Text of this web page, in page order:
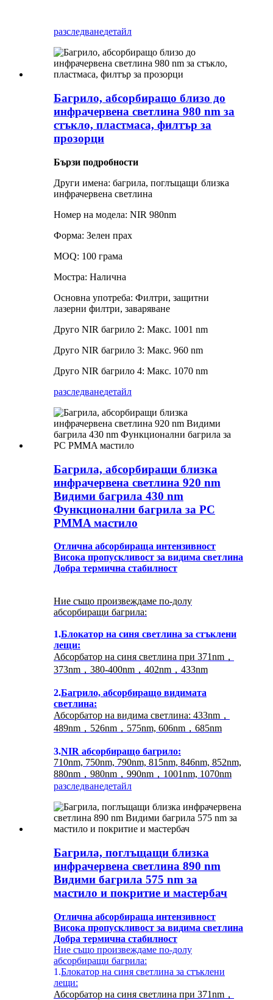
разследванедетайл
Багрило, абсорбиращо близо до
инфрачервена светлина 980 nm за
стъкло, пластмаса, филтър за
прозорци
Бързи подробности
Други имена: багрила, поглъщащи близка
инфрачервена светлина
Номер на модела: NIR 980nm
Форма: Зелен прах
MOQ: 100 грама
Мостра: Налична
Основна употреба: Филтри, защитни
лазерни филтри, заваряване
Друго NIR багрило 2: Макс. 1001 nm
Друго NIR багрило 3: Макс. 960 nm
Друго NIR багрило 4: Макс. 1070 nm
разследванедетайл
Багрила, абсорбиращи близка
инфрачервена светлина 920 nm
Видими багрила 430 nm
Функционални багрила за PC
PMMA мастило
Отлична абсорбираща интензивност
Висока пропускливост за видима светлина
Добра термична стабилност
Ние също произвеждаме по-долу
абсорбиращи багрила:
1.Блокатор на синя светлина за стъклени
лещи:
Абсорбатор на синя светлина при 371nm，
373nm，380-400nm，402nm，433nm
2.Багрило, абсорбиращо видимата
светлина:
Абсорбатор на видима светлина: 433nm，
489nm，526nm，575nm, 606nm，685nm
3.NIR абсорбиращо багрило:
710nm, 750nm, 790nm, 815nm, 846nm, 852nm,
880nm，980nm，990nm，1001nm, 1070nm
разследванедетайл
Багрила, поглъщащи близка
инфрачервена светлина 890 nm
Видими багрила 575 nm за
мастило и покритие и мастербач
Отлична абсорбираща интензивност
Висока пропускливост за видима светлина
Добра термична стабилност
Ние също произвеждаме по-долу
абсорбиращи багрила:
1.Блокатор на синя светлина за стъклени
лещи:
Абсорбатор на синя светлина при 371nm，